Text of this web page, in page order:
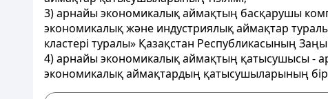
3) арнайы экономикалық аймақтың басқарушы
экономикалық және индустриялық аймақтар
кластері туралы» Қазақстан Республикасының
4) арнайы экономикалық аймақтың қатысушысы -
экономикалық аймақтардың қатысушыларының